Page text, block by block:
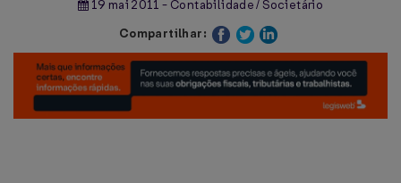
19 mai 2011 - Contabilidade / Societário
Compartilhar: